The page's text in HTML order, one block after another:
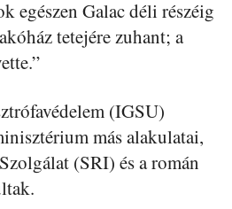
egészen Galac déli részéig
tetejére zuhant; a
(IGSU)
más alakulatai,
(SRI) és a román